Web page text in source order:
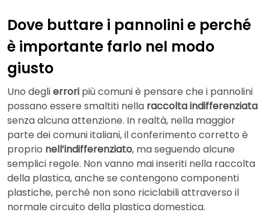
Dove buttare i pannolini e perché
è importante farlo nel modo
giusto
Uno deglierrori più comuni è pensare che i pannolini
possano essere smaltiti nella raccolta indifferenziata
senza alcuna attenzione. In realtà, nella maggior
parte dei comuni italiani, il conferimento corretto è
proprio nell’indifferenziato, ma seguendo alcune
semplici regole. Non vanno mai inseriti nella raccolta
della plastica, anche se contengono componenti
plastiche, perché non sono riciclabili attraverso il
normale circuito della plastica domestica.